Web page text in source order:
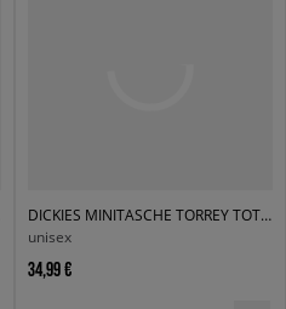
DICKIES MINITASCHE TORREY TOTE BAG
unisex
34,99 €